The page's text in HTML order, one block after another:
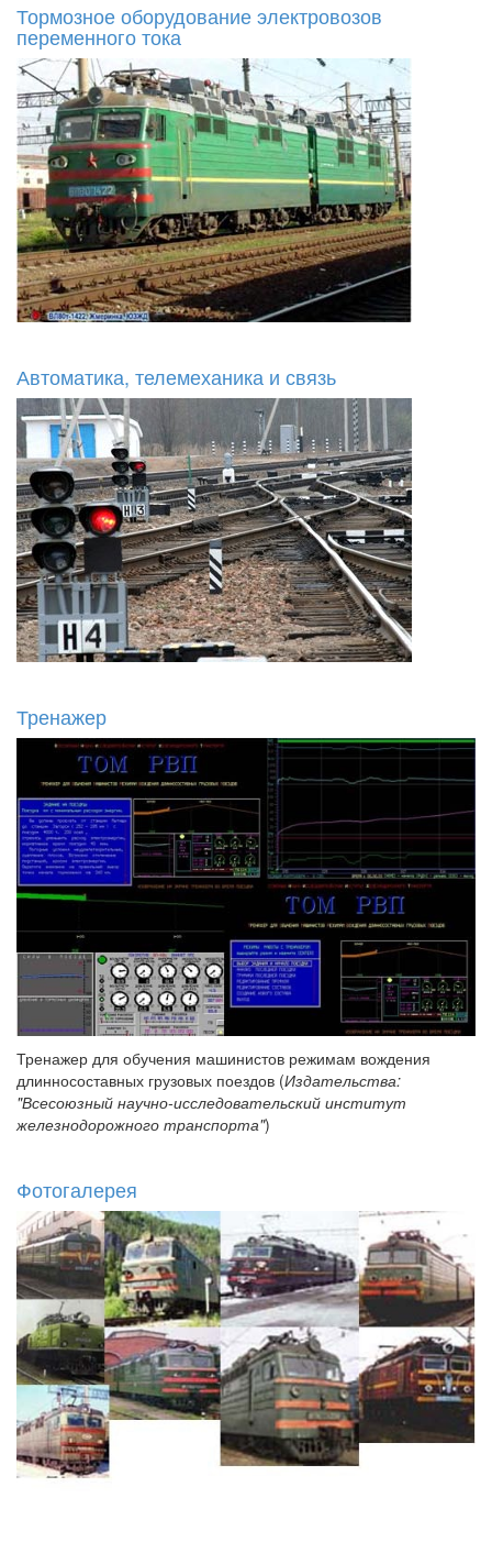
Тормозное оборудование электровозов
переменного тока
Автоматика, телемеханика и связь
Тренажер
Тренажер для обучения машинистов режимам вождения
длинносоставных грузовых поездов (Издательства:
"Всесоюзный научно-исследовательский институт
железнодорожного транспорта")
Фотогалерея